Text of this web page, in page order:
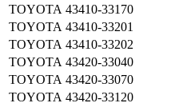
TOYOTA 43410-33170
TOYOTA 43410-33201
TOYOTA 43410-33202
TOYOTA 43420-33040
TOYOTA 43420-33070
TOYOTA 43420-33120